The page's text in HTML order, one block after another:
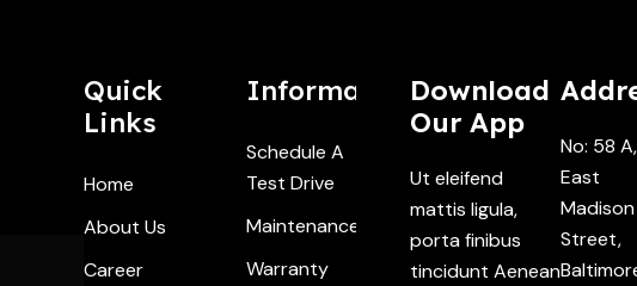
Quick
Links
Home
About Us
Career
Information
Schedule A
Test Drive
Maintenance
Warranty
Download
Our App
Ut eleifend
mattis ligula,
porta finibus
tincidunt Aenean
No: 58 A,
East
Madison
Street,